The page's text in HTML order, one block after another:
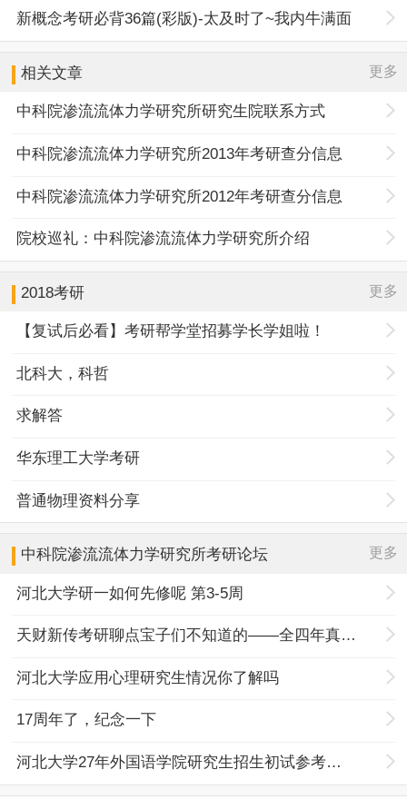
新概念考研必背36篇(彩版)-太及时了~我内牛满面
相关文章 更多
中科院渗流流体力学研究所研究生院联系方式
中科院渗流流体力学研究所2013年考研查分信息
中科院渗流流体力学研究所2012年考研查分信息
院校巡礼：中科院渗流流体力学研究所介绍
2018考研 更多
【复试后必看】考研帮学堂招募学长学姐啦！
北科大，科哲
求解答
华东理工大学考研
普通物理资料分享
中科院渗流流体力学研究所考研论坛 更多
河北大学研一如何先修呢 第3-5周
天财新传考研聊点宝子们不知道的——全四年真题规律+择校优势
河北大学应用心理研究生情况你了解吗
17周年了，纪念一下
河北大学27年外国语学院研究生招生初试参考书目调整